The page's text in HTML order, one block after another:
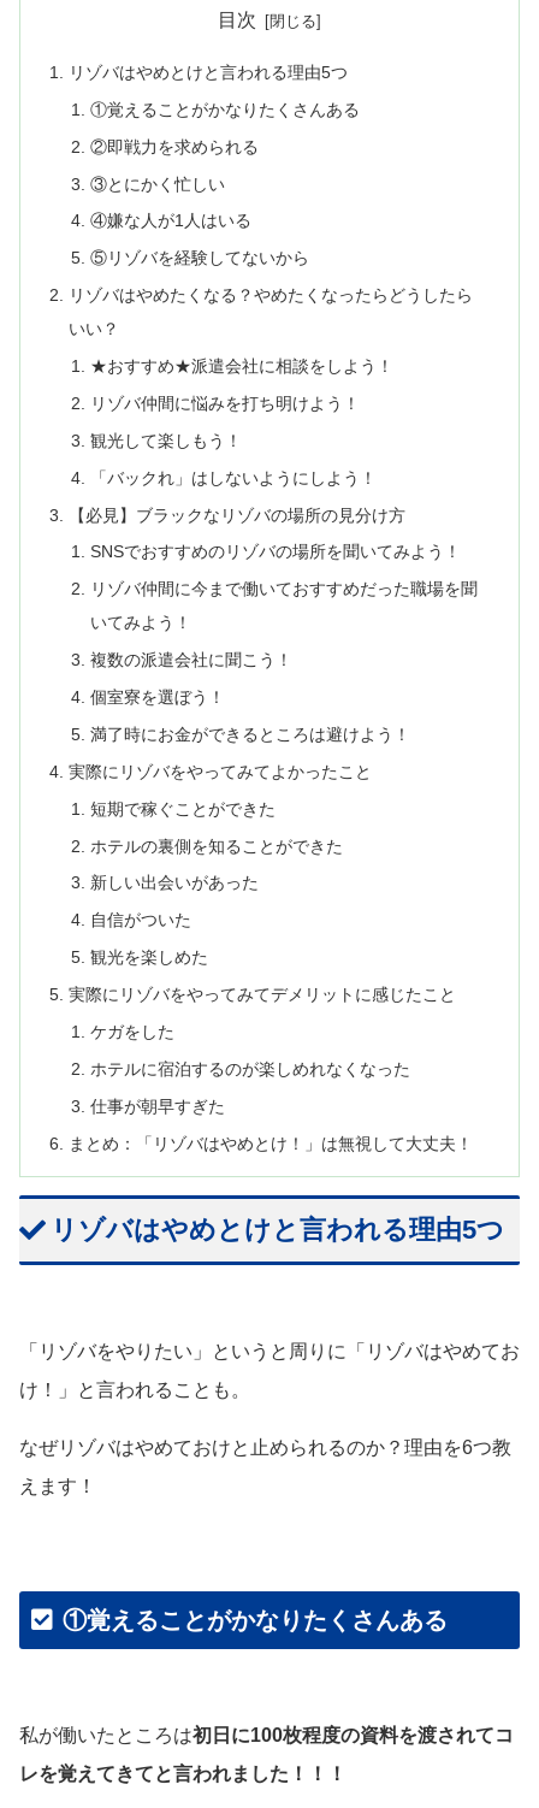
目次
リゾバはやめとけと言われる理由5つ
①覚えることがかなりたくさんある
②即戦力を求められる
③とにかく忙しい
④嫌な人が1人はいる
⑤リゾバを経験してないから
リゾバはやめたくなる？やめたくなったらどうしたら
いい？
★おすすめ★派遣会社に相談をしよう！
リゾバ仲間に悩みを打ち明けよう！
観光して楽しもう！
「バックれ」はしないようにしよう！
【必見】ブラックなリゾバの場所の見分け方
SNSでおすすめのリゾバの場所を聞いてみよう！
リゾバ仲間に今まで働いておすすめだった職場を聞
いてみよう！
複数の派遣会社に聞こう！
個室寮を選ぼう！
満了時にお金ができるところは避けよう！
実際にリゾバをやってみてよかったこと
短期で稼ぐことができた
ホテルの裏側を知ることができた
新しい出会いがあった
自信がついた
観光を楽しめた
実際にリゾバをやってみてデメリットに感じたこと
ケガをした
ホテルに宿泊するのが楽しめれなくなった
仕事が朝早すぎた
まとめ：「リゾバはやめとけ！」は無視して大丈夫！
リゾバはやめとけと言われる理由5つ
「リゾバをやりたい」というと周りに「リゾバはやめてお
け！」と言われることも。
なぜリゾバはやめておけと止められるのか？理由を6つ教
えます！
①覚えることがかなりたくさんある
私が働いたところは初日に100枚程度の資料を渡されてコ
レを覚えてきてと言われました！！！